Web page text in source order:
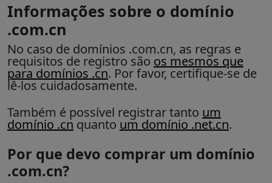
Informações sobre o domínio
.com.cn
No caso de domínios .com.cn, as regras e
requisitos de registro são os mesmos que
para domínios .cn. Por favor, certifique-se de
lê-los cuidadosamente.
Também é possível registrar tanto um
domínio .cn quanto um domínio .net.cn.
Por que devo comprar um domínio
.com.cn?